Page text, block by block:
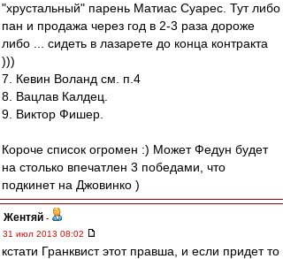
"хрустальный" парень Матиас Суарес. Тут либо
пан и продажа через год в 2-3 раза дороже
либо ... сидеть в лазарете до конца контракта
)))
7. Кевин Воланд см. п.4
8. Вацлав Калдец.
9. Виктор Фишер.
Короче список огромен :) Может Федун будет
на столько впечатлен 3 победами, что
подкинет на Джовинко )
Жентяй -
31 июл 2013 08:02
кстати Гранквист этот правша, и если придет то